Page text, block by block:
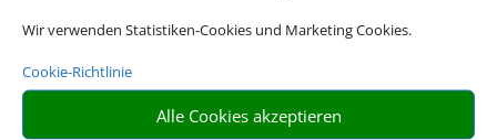
Wir verwenden Statistiken-Cookies und Marketing Cookies.
Cookie-Richtlinie
Alle Cookies akzeptieren